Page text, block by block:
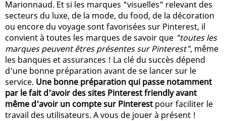
Marionnaud. Et si les marques "visuelles" relevant des
secteurs du luxe, de la mode, du food, de la décoration
ou encore du voyage sont favorisées sur Pinterest, il
convient à toutes les marques de savoir que "toutes les
marques peuvent êtres présentes sur Pinterest", même
les banques et assurances ! La clé du succès dépend
d'une bonne préparation avant de se lancer sur le
service. Une bonne préparation qui passe notamment
par le fait d'avoir des sites Pinterest friendly avant
même d'avoir un compte sur Pinterest pour faciliter le
travail des utilisateurs. A vous de jouer à présent !